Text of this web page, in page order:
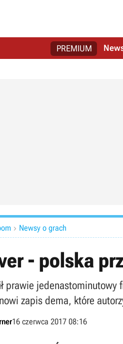
PREMIUM
 Newsy o grach
- polska
prawie
zapis dema, które
16 czerwca 2017 08:16